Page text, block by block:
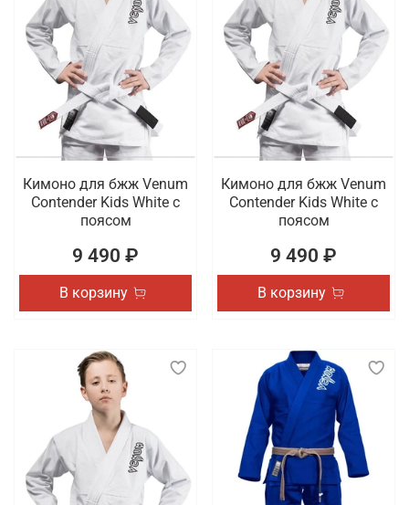
Кимоно для бжж Venum
Contender Kids White с
поясом
9 490 ₽
В корзину
Кимоно для бжж Venum
Contender Kids White с
поясом
9 490 ₽
В корзину